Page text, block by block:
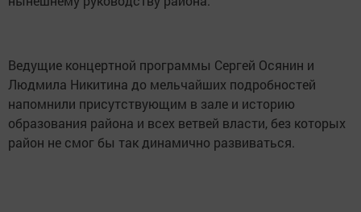
Ведущие концертной программы Сергей Осянин и
Людмила Никитина до мельчайших подробностей
напомнили присутствующим в зале и историю
образования района и всех ветвей власти, без которых
район не смог бы так динамично развиваться.